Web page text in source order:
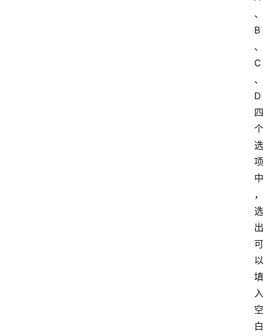
、
B
、
C
、
D
四
个
选
项
中
，
选
出
可
以
填
入
空
白